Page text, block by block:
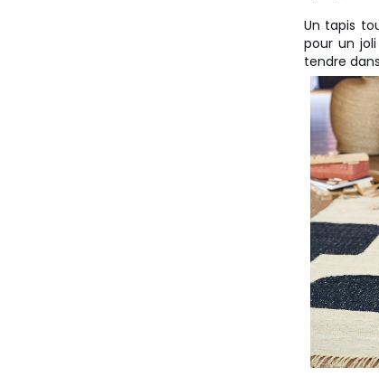
Un tapis
pour un
tendre